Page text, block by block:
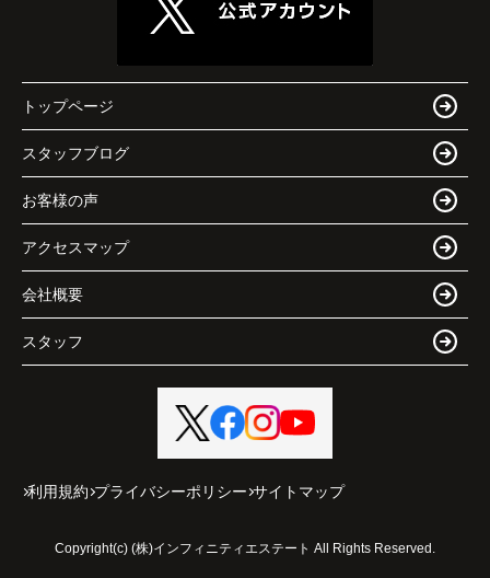
トップページ
スタッフブログ
お客様の声
アクセスマップ
会社概要
スタッフ
利用規約 プライバシーポリシー サイトマップ
Copyright(c) (株)インフィニティエステート All Rights Reserved.